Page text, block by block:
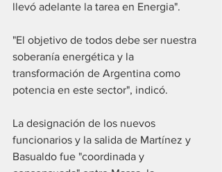
llevó adelante la tarea en Energia".
"El objetivo de todos debe ser nuestra
soberanía energética y la
transformación de Argentina como
potencia en este sector", indicó.
La designación de los nuevos
funcionarios y la salida de Martínez y
Basualdo fue "coordinada y